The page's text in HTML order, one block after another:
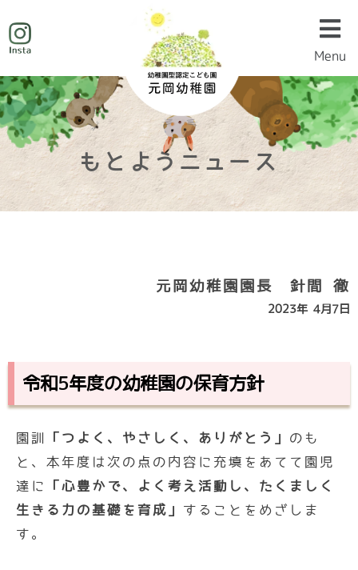
Menu
Menu
もとようニュース
元岡幼稚園園長 針間 徹
2023年 4月7日
令和5年度の幼稚園の保育方針
園訓 「つよく、やさしく、ありがとう」 のも
と、本年度は次の点の内容に充填をあてて園児
達に
「心豊かで、よく考え活動し、たくましく
生きる力の基礎を育成」 することをめざしま
す。